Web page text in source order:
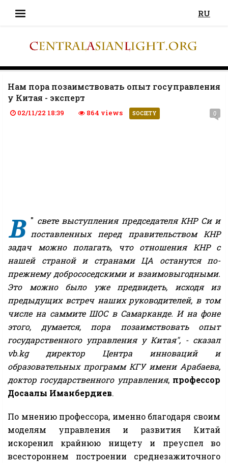
RU
Нам пора позаимствовать опыт госуправления
у Китая - эксперт
02/11/22 18:39 864 views SOCIETY 0
"
В
свете выступления председателя КНР Си и
поставленных перед правительством КНР
задач можно полагать, что отношения КНР с
нашей страной и странами ЦА останутся по-
прежнему добрососедскими и взаимовыгодными.
Это можно было уже предвидеть, исходя из
предыдущих встреч наших руководителей, в том
числе на саммите ШОС в Самарканде. И на фоне
этого, думается, пора позаимствовать опыт
государственного управления у Китая", - сказал
vb.kg директор Центра инноваций и
образовательных программ КГУ имени Арабаева,
доктор государственного управления, профессор
Досаалы Иманбердиев.
По мнению профессора, именно благодаря своим
моделям управления и развития Китай
искоренил крайнюю нищету и преуспел во
всестороннем построении среднезажиточного